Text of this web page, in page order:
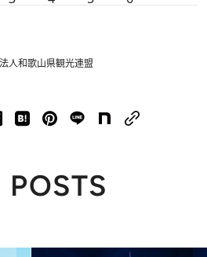
人和歌山県観光連盟
POSTS